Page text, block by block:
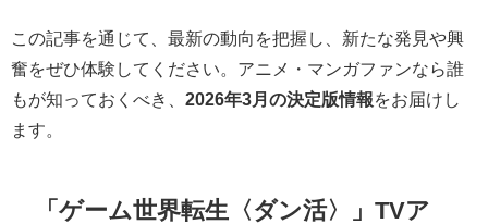
この記事を通じて、最新の動向を把握し、新たな発見や興
奮をぜひ体験してください。アニメ・マンガファンなら誰
もが知っておくべき、 2026年3月の決定版情報をお届けし
ます。
「ゲーム世界転生〈ダン活〉」TVア